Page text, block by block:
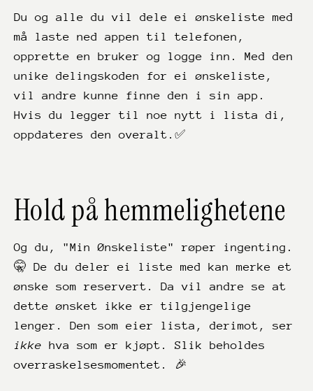
Du og alle du vil dele ei ønskeliste med
må laste ned appen til telefonen,
opprette en bruker og logge inn. Med den
unike delingskoden for ei ønskeliste,
vil andre kunne finne den i sin app.
Hvis du legger til noe nytt i lista di,
oppdateres den overalt.✅
Hold på hemmelighetene
Og du, "Min Ønskeliste" røper ingenting.
🤫 De du deler ei liste med kan merke et
ønske som reservert. Da vil andre se at
dette ønsket ikke er tilgjengelige
lenger. Den som eier lista, derimot, ser
ikke hva som er kjøpt. Slik beholdes
overraskelsesmomentet. 🎉